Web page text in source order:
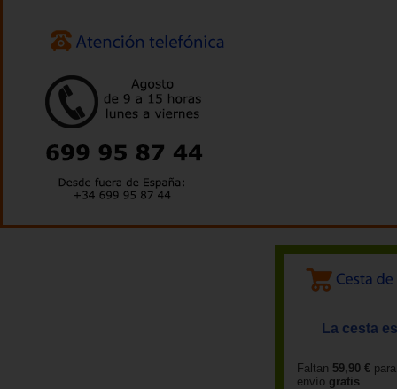
La cesta
Faltan 59,90 €
envío gratis